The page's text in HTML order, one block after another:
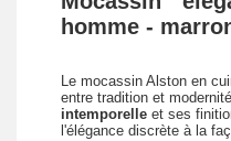
homme -
Le mocassin Alston en
entre tradition et
intemporelle et ses
l'élégance discrète à la